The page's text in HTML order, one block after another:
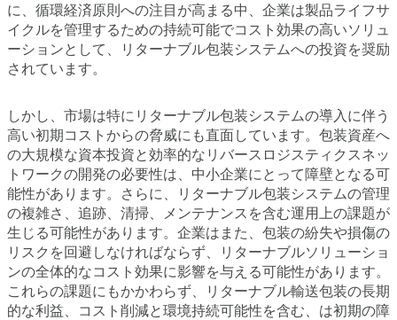
に、循環経済原則への注目が高まる中、企業は製品ライフサ
イクルを管理するための持続可能でコスト効果の高いソリュ
ーションとして、リターナブル包装システムへの投資を奨励
されています。
しかし、市場は特にリターナブル包装システムの導入に伴う
高い初期コストからの脅威にも直面しています。包装資産へ
の大規模な資本投資と効率的なリバースロジスティクスネッ
トワークの開発の必要性は、中小企業にとって障壁となる可
能性があります。さらに、リターナブル包装システムの管理
の複雑さ、追跡、清掃、メンテナンスを含む運用上の課題が
生じる可能性があります。企業はまた、包装の紛失や損傷の
リスクを回避しなければならず、リターナブルソリューショ
ンの全体的なコスト効果に影響を与える可能性があります。
これらの課題にもかかわらず、リターナブル輸送包装の長期
的な利益、コスト削減と環境持続可能性を含む、は初期の障